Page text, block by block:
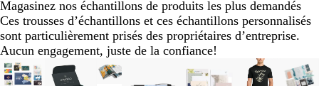
Magasinez nos échantillons de produits les plus demandés
Ces trousses d’échantillons et ces échantillons personnalisés
sont particulièrement prisés des propriétaires d’entreprise.
Aucun engagement, juste de la confiance!
Nouvelles options
Diapositives
1